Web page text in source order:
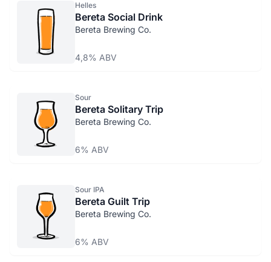
Helles
Bereta Social Drink
Bereta Brewing Co.
4,8% ABV
Sour
Bereta Solitary Trip
Bereta Brewing Co.
6% ABV
Sour IPA
Bereta Guilt Trip
Bereta Brewing Co.
6% ABV